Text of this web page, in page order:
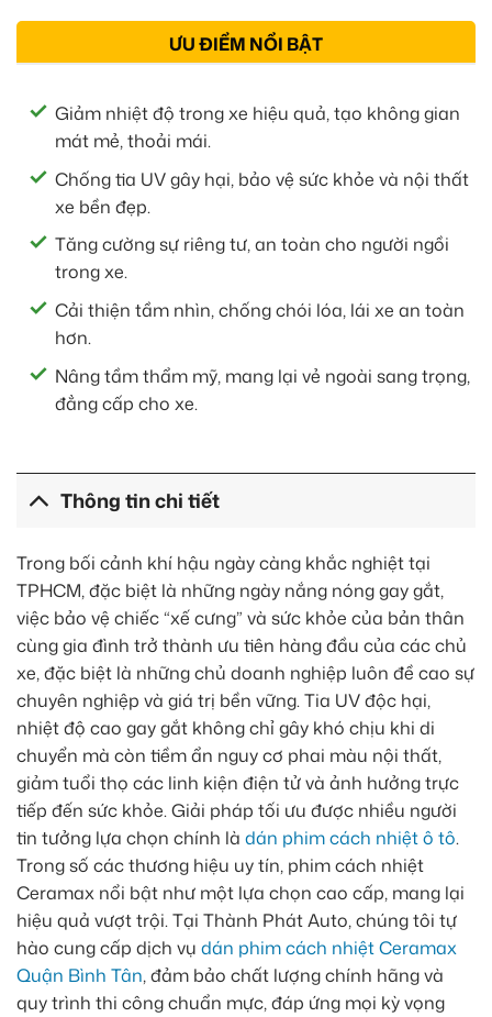
ƯU ĐIỂM NỔI BẬT
Giảm nhiệt độ trong xe hiệu quả, tạo không gian
mát mẻ, thoải mái.
Chống tia UV gây hại, bảo vệ sức khỏe và nội thất
xe bền đẹp.
Tăng cường sự riêng tư, an toàn cho người ngồi
trong xe.
Cải thiện tầm nhìn, chống chói lóa, lái xe an toàn
hơn.
Nâng tầm thẩm mỹ, mang lại vẻ ngoài sang trọng,
đẳng cấp cho xe.
Thông tin chi tiết
Trong bối cảnh khí hậu ngày càng khắc nghiệt tại
TPHCM, đặc biệt là những ngày nắng nóng gay gắt,
việc bảo vệ chiếc “xế cưng” và sức khỏe của bản thân
cùng gia đình trở thành ưu tiên hàng đầu của các chủ
xe, đặc biệt là những chủ doanh nghiệp luôn đề cao sự
chuyên nghiệp và giá trị bền vững. Tia UV độc hại,
nhiệt độ cao gay gắt không chỉ gây khó chịu khi di
chuyển mà còn tiềm ẩn nguy cơ phai màu nội thất,
giảm tuổi thọ các linh kiện điện tử và ảnh hưởng trực
tiếp đến sức khỏe. Giải pháp tối ưu được nhiều người
tin tưởng lựa chọn chính là dán phim cách nhiệt ô tô.
Trong số các thương hiệu uy tín, phim cách nhiệt
Ceramax nổi bật như một lựa chọn cao cấp, mang lại
hiệu quả vượt trội. Tại Thành Phát Auto, chúng tôi tự
hào cung cấp dịch vụ dán phim cách nhiệt Ceramax
Quận Bình Tân, đảm bảo chất lượng chính hãng và
quy trình thi công chuẩn mực, đáp ứng mọi kỳ vọng